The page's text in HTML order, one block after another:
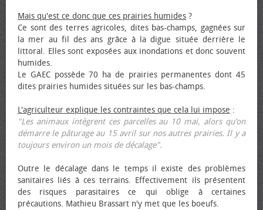
Mais qu'est ce donc que ces prairies humides ?
Ce sont des terres agricoles, dites bas-champs, gagnées sur
la mer au fil des ans grâce à la digue située derrière le
littoral. Elles sont exposées aux inondations et donc souvent
humides.
Le GAEC possède 70 ha de prairies permanentes dont 45
dites prairies humides situées sur les bas-champs.
L'agriculteur explique les contraintes que cela lui impose :
"Les animaux intègrent ces parcelles au 10 mai, alors qu’on
démarre le pâturage au 15 avril sur nos autres prairies. Il y a
toujours environ un mois de décalage".
Outre le décalage dans le temps il existe des problèmes
sanitaires liés à ces terrains. Effectivement ils présentent
des risques parasitaires ce qui oblige à certaines
précautions. Mathieu Brassart n'y met que les bœufs.